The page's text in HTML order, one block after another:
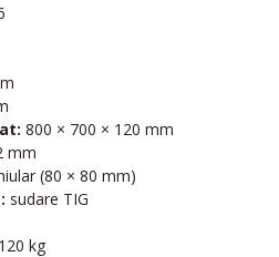
800 × 700 × 120 mm
mm
(80 × 80 mm)
sudare TIG
120 kg